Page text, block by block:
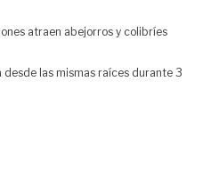
atraen abejorros y colibríes
las mismas raíces durante 3